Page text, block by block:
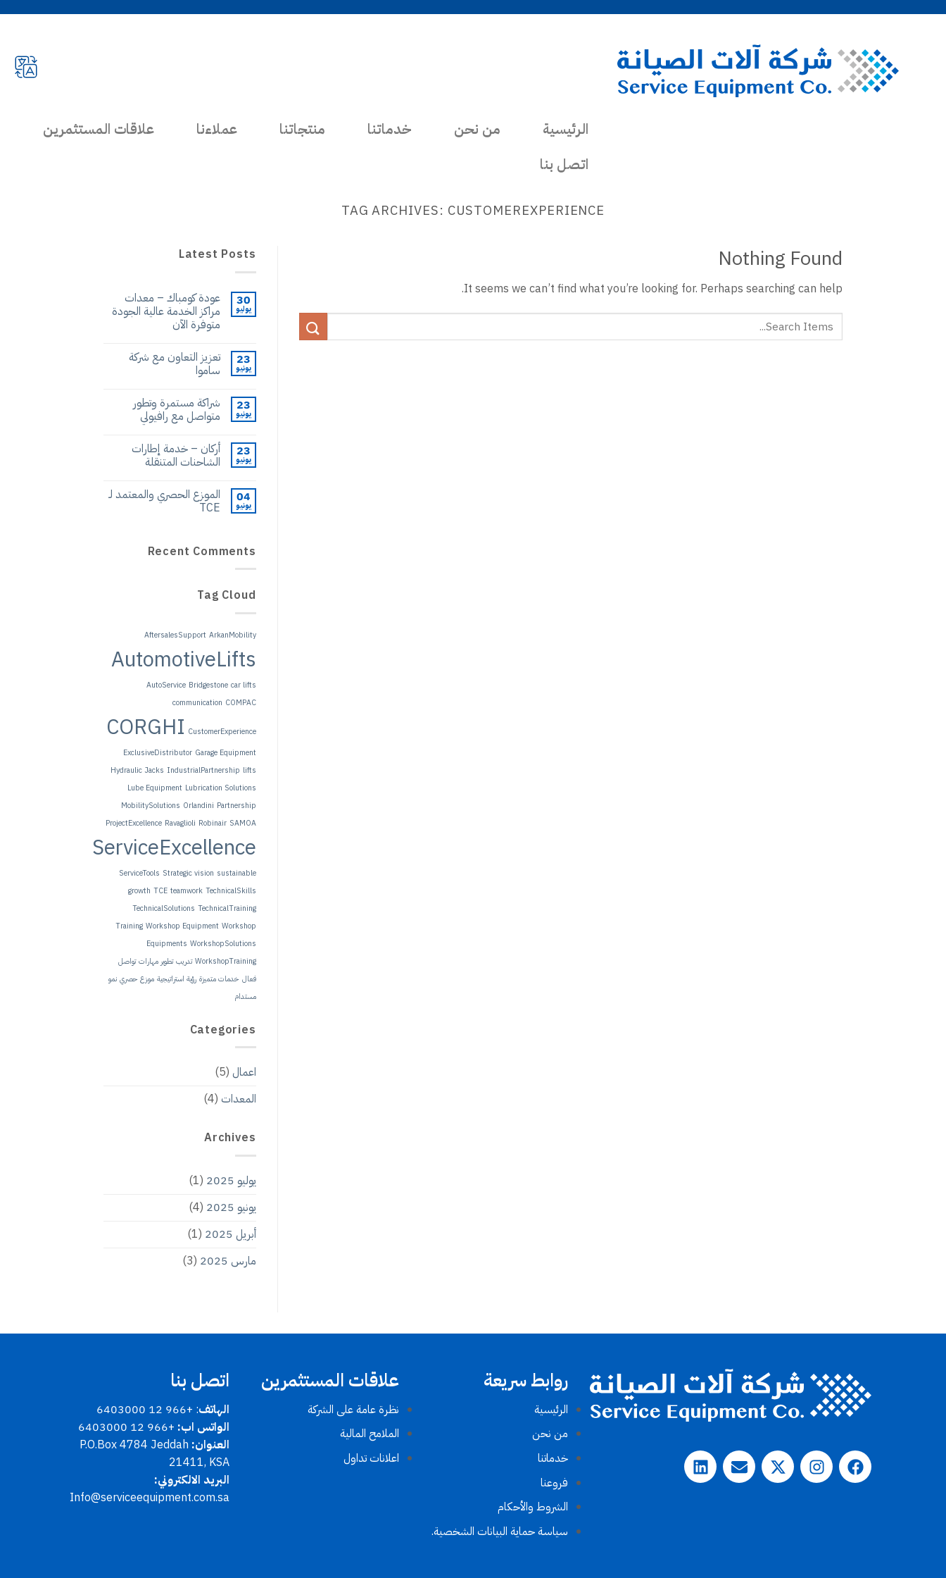
الرئيسية من نحن خدماتنا منتجاتنا عملاءنا
علاقات المستثمرين
اتصل بنا
TAG ARCHIVES: CUSTOMEREXPERIENCE
Nothing Found
It seems we can’t find what you’re looking for. Perhaps searching can help.
Latest Posts
30
يوليو
عودة كومباك – معدات
مراكز الخدمة عالية الجودة
متوفرة الآن
23
يونيو
تعزيز التعاون مع شركة
ساموا
23
يونيو
شراكة مستمرة وتطور
متواصل مع رافيولي
23
يونيو
أركان – خدمة إطارات
الشاحنات المتنقلة
04
يونيو
الموزع الحصري والمعتمد لـ
TCE
Recent Comments
Tag Cloud
AftersalesSupport ArkanMobility
AutomotiveLifts
AutoService Bridgestone car lifts
communication COMPAC
CORGHI CustomerExperience
ExclusiveDistributor Garage Equipment
Hydraulic Jacks IndustrialPartnership lifts
Lube Equipment Lubrication Solutions
MobilitySolutions Orlandini Partnership
ProjectExcellence Ravaglioli Robinair SAMOA
ServiceExcellence
ServiceTools Strategic vision sustainable
growth TCE teamwork TechnicalSkills
TechnicalSolutions TechnicalTraining
Training Workshop Equipment Workshop
Equipments WorkshopSolutions
WorkshopTraining تدريب تطوير مهارات تواصل
فعال خدمات متميزة رؤية استراتيجية موزع حصري نمو
مستدام
Categories
اعمال (5)
المعدات (4)
Archives
يوليو 2025
(1)
يونيو 2025
(4)
أبريل 2025
(1)
مارس 2025
(3)
روابط سريعة
الرئيسية
من نحن
خدماتنا
فروعنا
الشروط والأحكام​
سياسة حماية البيانات الشخصية.
علاقات المستثمرين
نظرة عامة على الشركة
الملامح المالية
اعلانات تداول
اتصل بنا
الهاتف: +966 12 6403000
الواتس اب: +966 12 6403000
العنوان: P.O.Box 4784 Jeddah
21411, KSA
البريد الالكتروني:
Info@serviceequipment.com.sa